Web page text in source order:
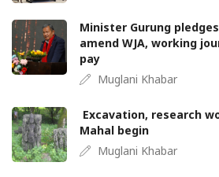
Minister Gurung
amend WJA, working
pay
Muglani Khabar
Excavation, research
Mahal begin
Muglani Khabar